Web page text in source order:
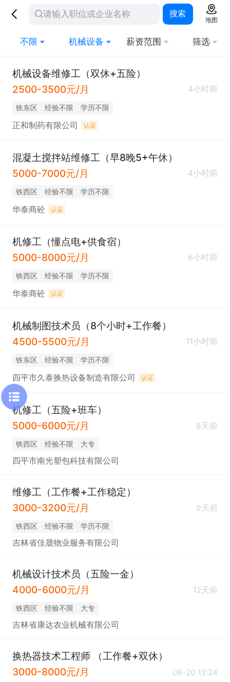
搜索
地图
不限 机械设备 薪资范围 筛选
机械设备维修工（双休+五险）
2500-3500元/月
4小时前
铁东区 经验不限 学历不限
正和制药有限公司 认证
混凝土搅拌站维修工（早8晚5+午休）
5000-7000元/月
4小时前
铁西区 经验不限 学历不限
华泰商砼 认证
机修工（懂点电+供食宿）
5000-8000元/月
6小时前
铁西区 经验不限 学历不限
华泰商砼 认证
机械制图技术员（8个小时+工作餐）
4500-5500元/月
11小时前
铁东区 经验不限 学历不限
四平市久泰换热设备制造有限公司 认证
机修工（五险+班车）
5000-6000元/月
8天前
铁西区 经验不限 大专
四平市南光塑包科技有限公司
维修工（工作餐+工作稳定）
3000-3200元/月
9天前
铁西区 经验不限 学历不限
吉林省佳晟物业服务有限公司
机械设计技术员（五险一金）
4000-6000元/月
12天前
铁西区 经验不限 大专
吉林省康达农业机械有限公司
换热器技术工程师 （工作餐+双休）
3000-8000元/月
06-20 12:24